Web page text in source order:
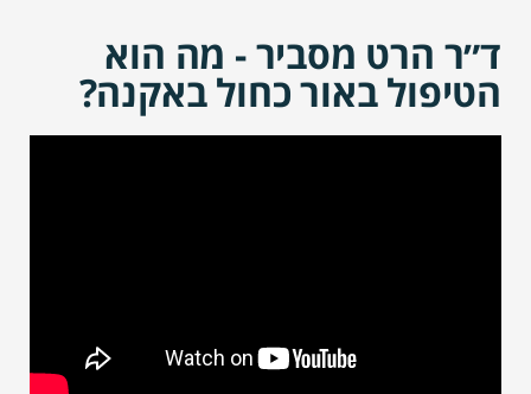
ד״ר הרט מסביר - מה הוא
הטיפול באור כחול באקנה?